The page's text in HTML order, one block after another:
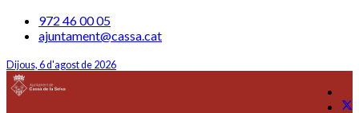
972 46 00 05
ajuntament@cassa.cat
Dijous, 6 d'agost de 2026